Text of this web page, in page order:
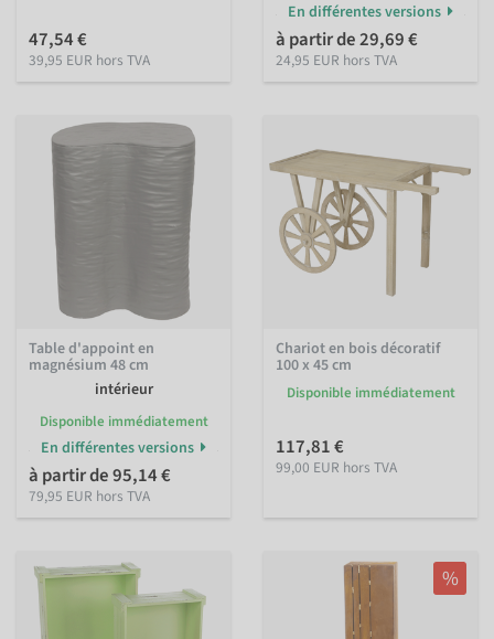
47,54 €
39,95 EUR hors TVA
En différentes versions
à partir de 29,69 €
24,95 EUR hors TVA
Table d'appoint en
magnésium 48 cm
intérieur
Disponible immédiatement
En différentes versions
à partir de 95,14 €
79,95 EUR hors TVA
Chariot en bois décoratif
100 x 45 cm
Disponible immédiatement
117,81 €
99,00 EUR hors TVA
%